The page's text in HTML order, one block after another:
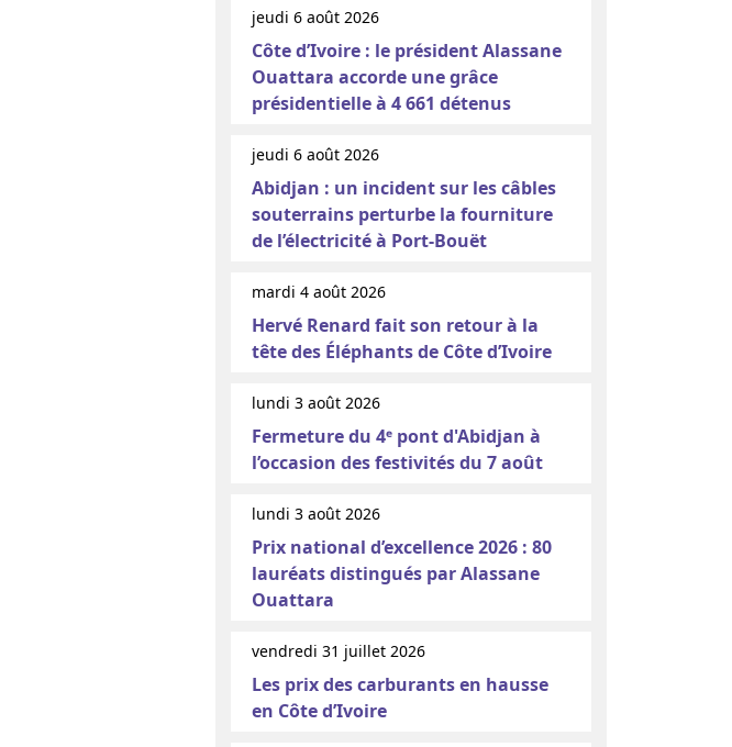
jeudi 6 août 2026
Côte d’Ivoire : le président Alassane
Ouattara accorde une grâce
présidentielle à 4 661 détenus
jeudi 6 août 2026
Abidjan : un incident sur les câbles
souterrains perturbe la fourniture
de l’électricité à Port-Bouët
mardi 4 août 2026
Hervé Renard fait son retour à la
tête des Éléphants de Côte d’Ivoire
lundi 3 août 2026
Fermeture du 4ᵉ pont d'Abidjan à
l’occasion des festivités du 7 août
lundi 3 août 2026
Prix national d’excellence 2026 : 80
lauréats distingués par Alassane
Ouattara
vendredi 31 juillet 2026
Les prix des carburants en hausse
en Côte d’Ivoire